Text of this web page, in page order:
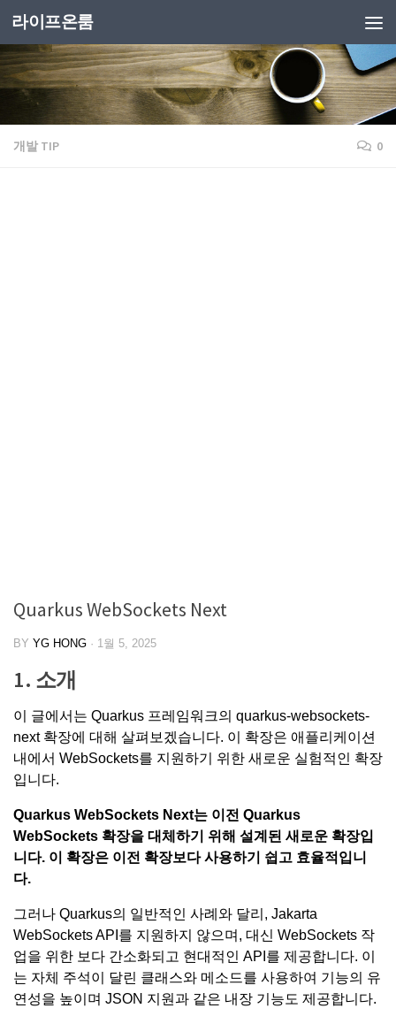
라이프온룸
개발 TIP 0
Quarkus WebSockets Next
BY YG HONG · 1월 5, 2025
1. 소개
이 글에서는 Quarkus 프레임워크의 quarkus-websockets-
next확장에 대해 살펴보겠습니다. 이 확장은 애플리케이션
내에서 WebSockets를 지원하기 위한 새로운 실험적인 확장
입니다.
Quarkus WebSockets Next는 이전 Quarkus
WebSockets 확장을 대체하기 위해 설계된 새로운 확장입
니다. 이 확장은 이전 확장보다 사용하기 쉽고 효율적입니
다.
그러나 Quarkus의 일반적인 사례와 달리, Jakarta
WebSockets API를 지원하지 않으며, 대신 WebSockets 작
업을 위한 보다 간소화되고 현대적인 API를 제공합니다. 이
는 자체 주석이 달린 클래스와 메소드를 사용하여 기능의 유
연성을 높이며 JSON 지원과 같은 내장 기능도 제공합니다.